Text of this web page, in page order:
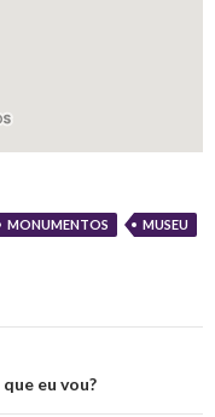
MONUMENTOS
MUSEU
eu vou?